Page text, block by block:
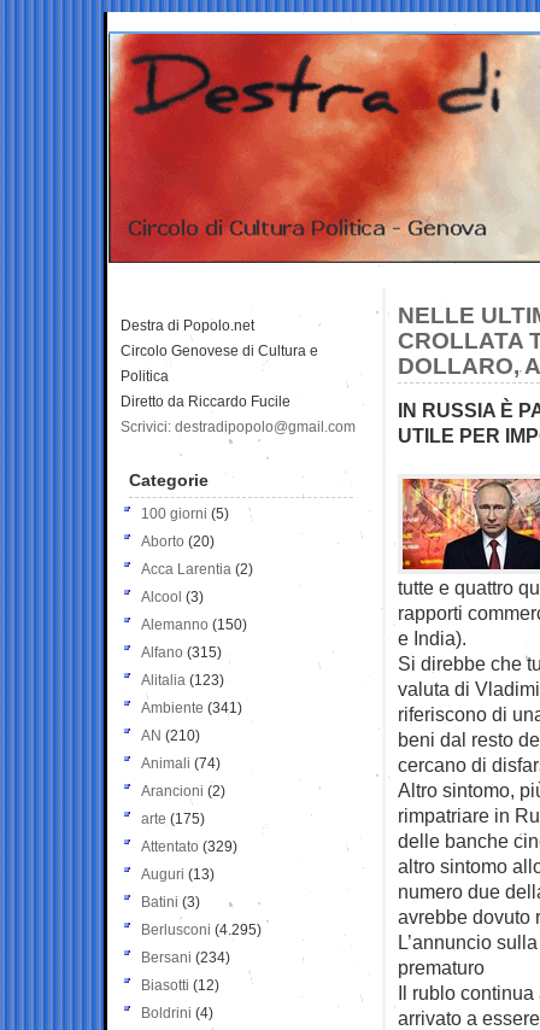
NELLE
CROLLATA
DOLLARO,
IN RUSSIA È
UTILE PER
tutte e quattro
rapporti
e India).
Si direbbe che
valuta di
riferiscono di
beni dal resto
cercano di
Altro sintomo,
rimpatriare in
delle banche
altro sintomo
numero due
avrebbe dovuto
L’annuncio
prematuro
Il rublo continua
arrivato a
Destra di Popolo.net
Circolo Genovese di Cultura e
Politica
Diretto da Riccardo Fucile
Scrivici: destradipopolo@gmail.com
Categorie
100 giorni (5)
Aborto (20)
Acca Larentia (2)
Alcool (3)
Alemanno (150)
Alfano (315)
Alitalia (123)
Ambiente (341)
AN (210)
Animali (74)
Arancioni (2)
arte (175)
Attentato (329)
Auguri (13)
Batini (3)
Berlusconi (4.295)
Bersani (234)
Biasotti (12)
Boldrini (4)